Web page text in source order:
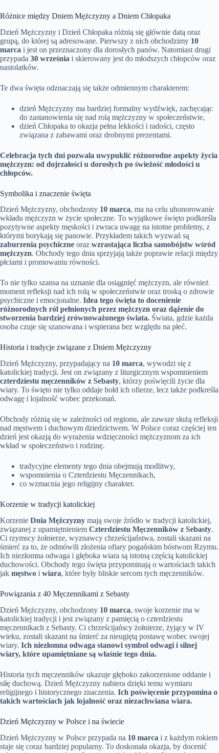
Różnice między Dniem Mężczyzny a Dniem Chłopaka
Dzień Mężczyzny i Dzień Chłopaka różnią się głównie datą oraz
grupą, do której są adresowane. Pierwszy z nich obchodzimy 10
marca i jest on przeznaczony dla dorosłych panów. Natomiast drugi
przypada 30 września i skierowany jest do młodszych chłopców oraz
nastolatków.
Te dwa święta odznaczają się także odmiennym charakterem:
dzień Mężczyzny ma bardziej formalny wydźwięk, zachęcając
do zastanowienia się nad rolą mężczyzny w społeczeństwie,
dzień Chłopaka to okazja pełna lekkości i radości, często
związana z zabawami oraz drobnymi prezentami.
Celebracja tych dni pozwala uwypuklić różnorodne aspekty życia
mężczyzn: od dojrzałości u dorosłych po świeżość młodości u
chłopców.
Symbolika i znaczenie święta
Dzień Mężczyzny, obchodzony 10 marca, ma na celu uhonorowanie
wkładu mężczyzn w życie społeczne. To wyjątkowe święto podkreśla
pozytywne aspekty męskości i zwraca uwagę na istotne problemy, z
którymi borykają się panowie. Przykładem takich wyzwań są
zaburzenia psychiczne oraz wzrastająca liczba samobójstw wśród
mężczyzn. Obchody tego dnia sprzyjają także poprawie relacji między
płciami i promowaniu równości.
To nie tylko szansa na uznanie dla osiągnięć mężczyzn, ale również
moment refleksji nad ich rolą w społeczeństwie oraz troską o zdrowie
psychiczne i emocjonalne. Idea tego święta to docenienie
różnorodnych ról pełnionych przez mężczyzn oraz dążenie do
stworzenia bardziej zrównoważonego świata. Świata, gdzie każda
osoba czuje się szanowana i wspierana bez względu na płeć.
Historia i tradycje związane z Dniem Mężczyzny
Dzień Mężczyzny, przypadający na 10 marca, wywodzi się z
katolickiej tradycji. Jest on związany z liturgicznym wspomnieniem
czterdziestu męczenników z Sebasty, którzy poświęcili życie dla
wiary. To święto nie tylko oddaje hołd ich ofierze, lecz także podkreśla
odwagę i lojalność wobec przekonań.
Obchody różnią się w zależności od regionu, ale zawsze służą refleksji
nad męstwem i duchowym dziedzictwem. W Polsce coraz częściej ten
dzień jest okazją do wyrażenia wdzięczności mężczyznom za ich
wkład w społeczeństwo i rodzinę.
tradycyjne elementy tego dnia obejmują modlitwy,
wspomnienia o Czterdziestu Męczennikach,
co wzmacnia jego religijny charakter.
Korzenie w tradycji katolickiej
Korzenie Dnia Mężczyzny mają swoje źródło w tradycji katolickiej,
związanej z upamiętnieniem Czterdziestu Męczenników z Sebasty.
Ci rzymscy żołnierze, wyznawcy chrześcijaństwa, zostali skazani na
śmierć za to, że odmówili złożenia ofiary pogańskim bóstwom Rzymu.
Ich niezłomna odwaga i głęboka wiara są istotną częścią katolickiej
duchowości. Obchody tego święta przypominają o wartościach takich
jak męstwo i wiara, które były bliskie sercom tych męczenników.
Powiązania z 40 Męczennikami z Sebasty
Dzień Mężczyzny, obchodzony 10 marca, swoje korzenie ma w
katolickiej tradycji i jest związany z pamięcią o czterdziestu
męczennikach z Sebasty. Ci chrześcijańscy żołnierze, żyjący w IV
wieku, zostali skazani na śmierć za nieugiętą postawę wobec swojej
wiary. Ich niezłomna odwaga stanowi symbol odwagi i silnej
wiary, które upamiętniane są właśnie tego dnia.
Historia tych męczenników ukazuje głęboko zakorzenione oddanie i
siłę duchową. Dzień Mężczyzny nabiera dzięki temu wymiaru
religijnego i historycznego znaczenia. Ich poświęcenie przypomina o
takich wartościach jak lojalność oraz niezachwiana wiara.
Dzień Mężczyzny w Polsce i na świecie
Dzień Mężczyzny w Polsce przypada na 10 marca i z każdym rokiem
staje się coraz bardziej popularny. To doskonała okazja, by docenić